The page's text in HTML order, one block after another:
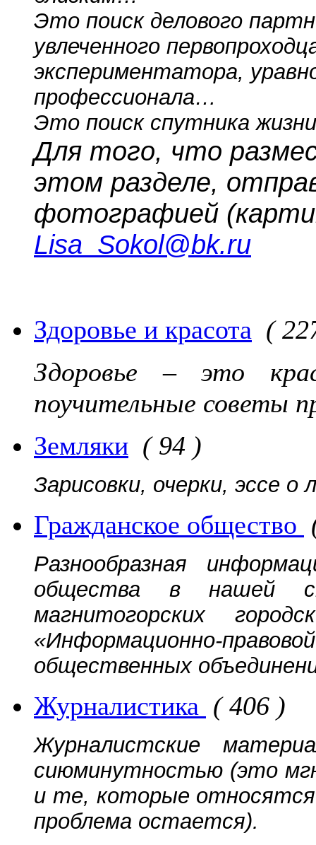
Это поиск делового
увлеченного
экспериментатора,
профессионала…
Это поиск спутника
Для того, что
этом разделе,
фотографией
Lisa_Sokol@bk.ru
Здоровье и красота (
Здоровье – это
поучительные советы
Земляки ( 94 )
Зарисовки, очерки, эссе
Гражданское общество
Разнообразная
общества в нашей
магнитогорских
«Информационно-
общественных
Журналистика ( 406 )
Журналистские
сиюминутностью (это
и те, которые относятся
проблема остается).